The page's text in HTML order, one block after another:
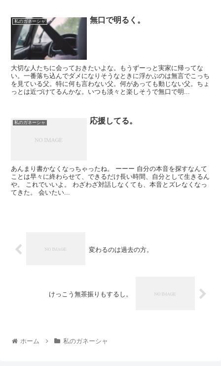
私のガネーシャ 無口で明るく。
大切な人たちに会っておきたいよな。もうずーっと実家に帰ってな
い。一番落ち込んでダメになりそうなときに浮かぶのは無言でこっち
を見ている父。特に何も言わない父。何があっても動じない父。ちょ
っとは近づけてるんかな。いつも淡々と楽しそうで無口で明...
私のガネーシャ 応援してる。
あんまり書かなくなっちゃったね。 ーーー 自分の本音を探すなんて
ことは早々に終わらせて、できるだけ長い時間、自分として生きるん
や。 これでいいよ。 わざわざ対話しなくても、本音とズレなくなっ
てきた。 会いたい...
変わるのは過去の方。
けっこう無茶振りもするし。
ホーム 私のガネーシャ